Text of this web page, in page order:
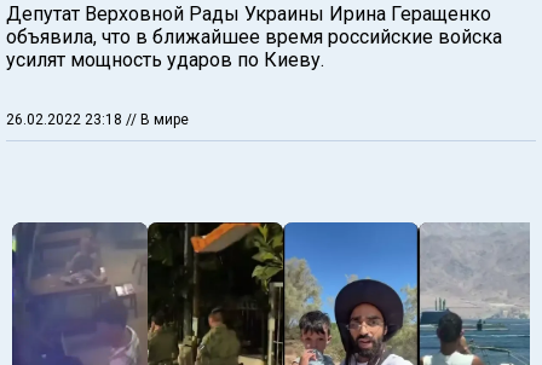
Депутат Верховной Рады Украины Ирина Геращенко
объявила, что в ближайшее время российские войска
усилят мощность ударов по Киеву.
26.02.2022 23:18 // В мире